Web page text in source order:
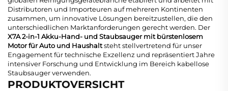
Distributoren und Importeuren auf mehreren Kontinenten
zusammen, um innovative Lösungen bereitzustellen, die den
unterschiedlichen Marktanforderungen gerecht werden. Der
X7A 2-in-1 Akku-Hand- und Staubsauger mit bürstenlosem
Motor für Auto und Haushaltsteht stellvertretend für unser
Engagement für technische Exzellenz und repräsentiert Jahre
intensiver Forschung und Entwicklung im Bereich kabellose
Staubsaugerverwenden.
PRODUKTOVERSICHT